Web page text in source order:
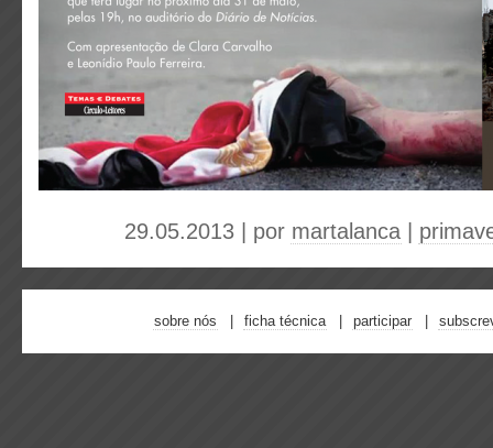
29.05.2013 | por martalanca
sobre nós ficha técnica participar